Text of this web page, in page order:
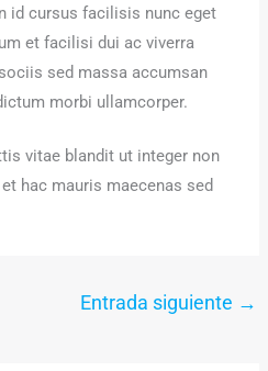
id cursus facilisis nunc eget
et facilisi dui ac viverra
sed massa accumsan
morbi ullamcorper.
vitae blandit ut integer non
hac mauris maecenas sed
Entrada siguiente →